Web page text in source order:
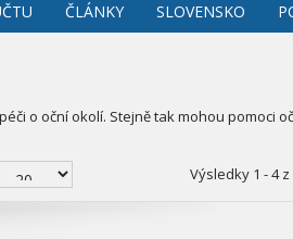
ČLÁNKY SLOVENSKO
o oční okolí. Stejně tak mohou pomoci
Výsledky 1 - 4 z